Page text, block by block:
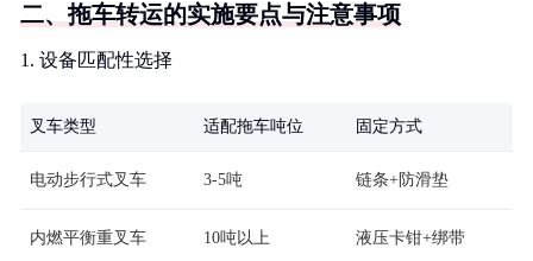
二、拖车转运的实施要点与注意事项
1. 设备匹配性选择
叉车类型 适配拖车吨位 固定方式
电动步行式叉车 3-5吨 链条+防滑垫
内燃平衡重叉车 10吨以上 液压卡钳+绑带